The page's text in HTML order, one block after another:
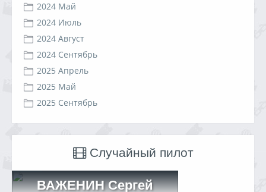
2024 Май
2024 Июль
2024 Август
2024 Сентябрь
2025 Апрель
2025 Май
2025 Сентябрь
Случайный пилот
ВАЖЕНИН Сергей